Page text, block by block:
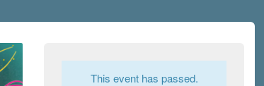
This event has passed.